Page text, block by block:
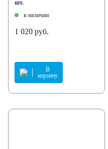
шт.
в наличии
1 020 руб.
В
корзину